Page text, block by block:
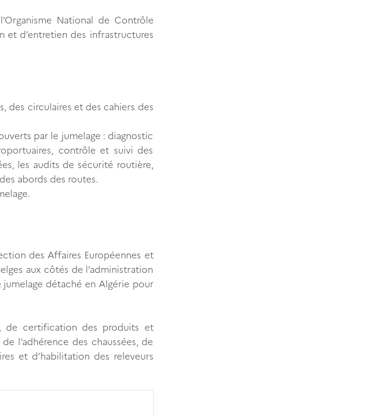
National de Contrôle
et d’entretien des infrastructures
des circulaires et des cahiers des
par le jumelage : diagnostic
contrôle et suivi des
les audits de sécurité routière,
abords des routes.
des Affaires Européennes et
aux côtés de l’administration
détaché en Algérie pour
de certification des produits et
l’adhérence des chaussées, de
et d’habilitation des releveurs